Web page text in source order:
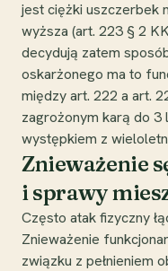
jest ciężki uszczerbek
wyższa (art. 223 § 2
decydują zatem
oskarżonego ma to
między art. 222 a art.
zagrożonym karą do 3
występkiem z
Znieważenie
i sprawy
Często atak fizyczny
Znieważenie
związku z pełnieniem